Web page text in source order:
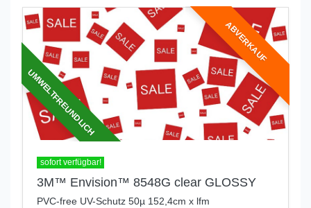
ABVERKAUF
UMWELTFREUNDLICH
sofort verfügbar!
3M™ Envision™ 8548G clear GLOSSY
PVC-free UV-Schutz 50µ 152,4cm x lfm